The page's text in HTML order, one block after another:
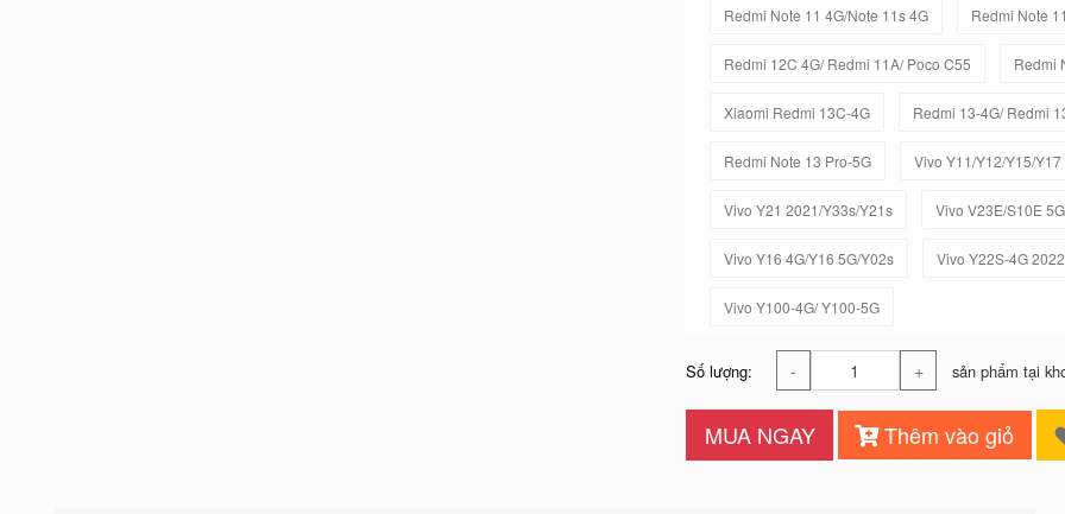
Redmi Note 11 4G/Note 11s 4G Redmi Note
Redmi 12C 4G/ Redmi 11A/ Poco C55 Redmi
Xiaomi Redmi 13C-4G Redmi 13-4G/ Redmi
Redmi Note 13 Pro-5G Vivo Y11/Y12/Y15/Y17
Vivo Y21 2021/Y33s/Y21s Vivo V23E/S10E 5G
Vivo Y16 4G/Y16 5G/Y02s Vivo Y22S-4G
Vivo Y100-4G/ Y100-5G
Số lượng: - + sản phẩm tại
MUA NGAY Thêm vào giỏ